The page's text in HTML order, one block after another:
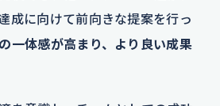
成に向けて前向きな提案を行っ
一体感が高まり、より良い成果